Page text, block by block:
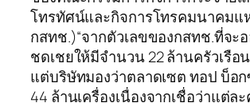
โทรทัศน์และกิจการโทรคมนาคมแ
กสทช.)“จากตัวเลขของกสทช.ที่จะ
ชดเชยให้มีจำนวน 22 ล้านครัวเรือ
แต่บริษัทมองว่าตลาดเซต ทอป บ็อ
44 ล้านเครื่องเนื่องจากเชื่อว่าแต่ล